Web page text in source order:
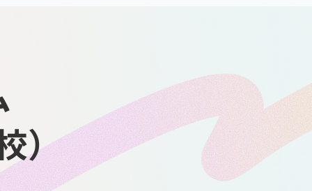
転入・編入学をお考えの方
教職員の方
オンラインプラス
学びみらいPASS
き方を スタディサプリ
東京本校の部活動
学費サポート
出願から入学まで
）